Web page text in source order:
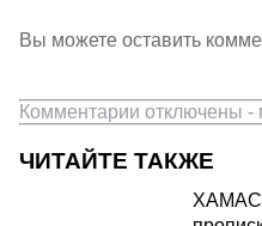
Вы можете оставить
Комментарии отключены -
ЧИТАЙТЕ ТАКЖЕ
ХАМАС